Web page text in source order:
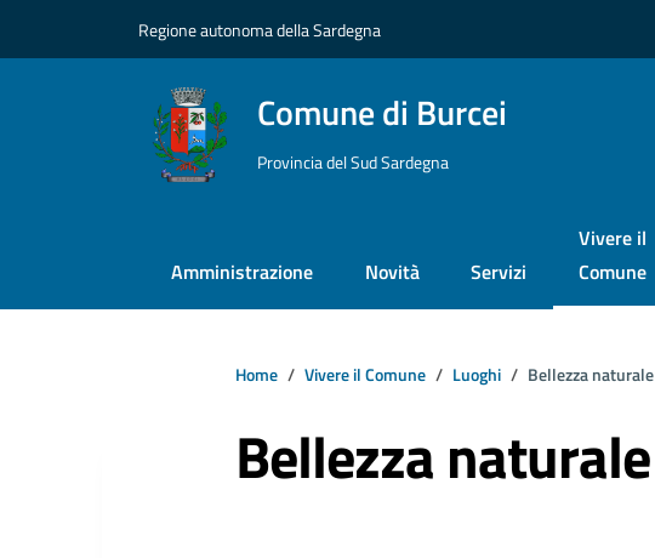
Regione autonoma della Sardegna
Comune di Burcei
Provincia del Sud Sardegna
Amministrazione Novità Servizi
Vivere il
Comune
Home Vivere il Comune Luoghi Bellezza naturale
Bellezza naturale